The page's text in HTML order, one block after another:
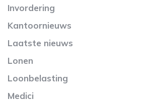
Invordering
Kantoornieuws
Laatste nieuws
Lonen
Loonbelasting
Medici